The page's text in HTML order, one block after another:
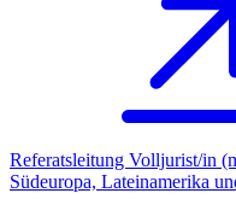
Referatsleitung Volljurist/in
Südeuropa, Lateinamerika